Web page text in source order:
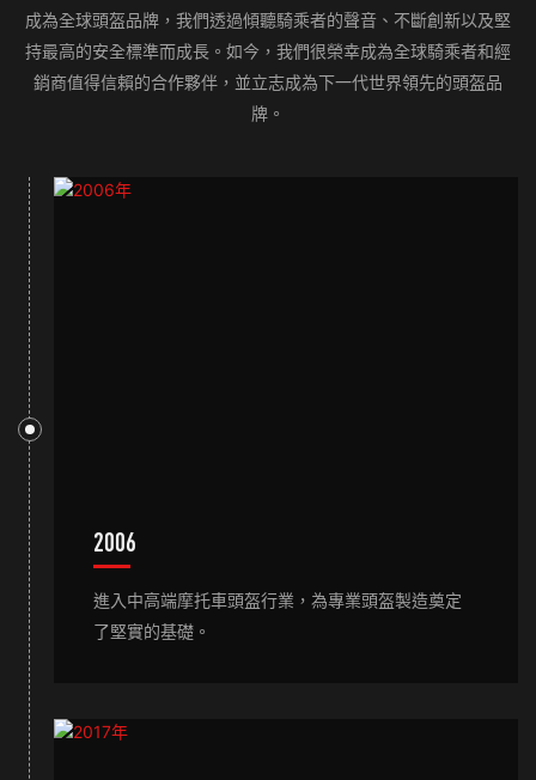
成為全球頭盔品牌，我們透過傾聽騎乘者的聲音、不斷創新以及堅
持最高的安全標準而成長。如今，我們很榮幸成為全球騎乘者和經
銷商值得信賴的合作夥伴，並立志成為下一代世界領先的頭盔品
牌。
2006
進入中高端摩托車頭盔行業，為專業頭盔製造奠定
了堅實的基礎。